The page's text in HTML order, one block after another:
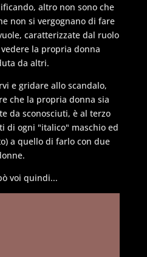
altro non sono che
non si vergognano di fare
caratterizzate dal ruolo
la propria donna
da altri.
e gridare allo scandalo,
che la propria donna sia
da sconosciuti, è al terzo
di ogni "italico" maschio ed
a quello di farlo con due
voi quindi...